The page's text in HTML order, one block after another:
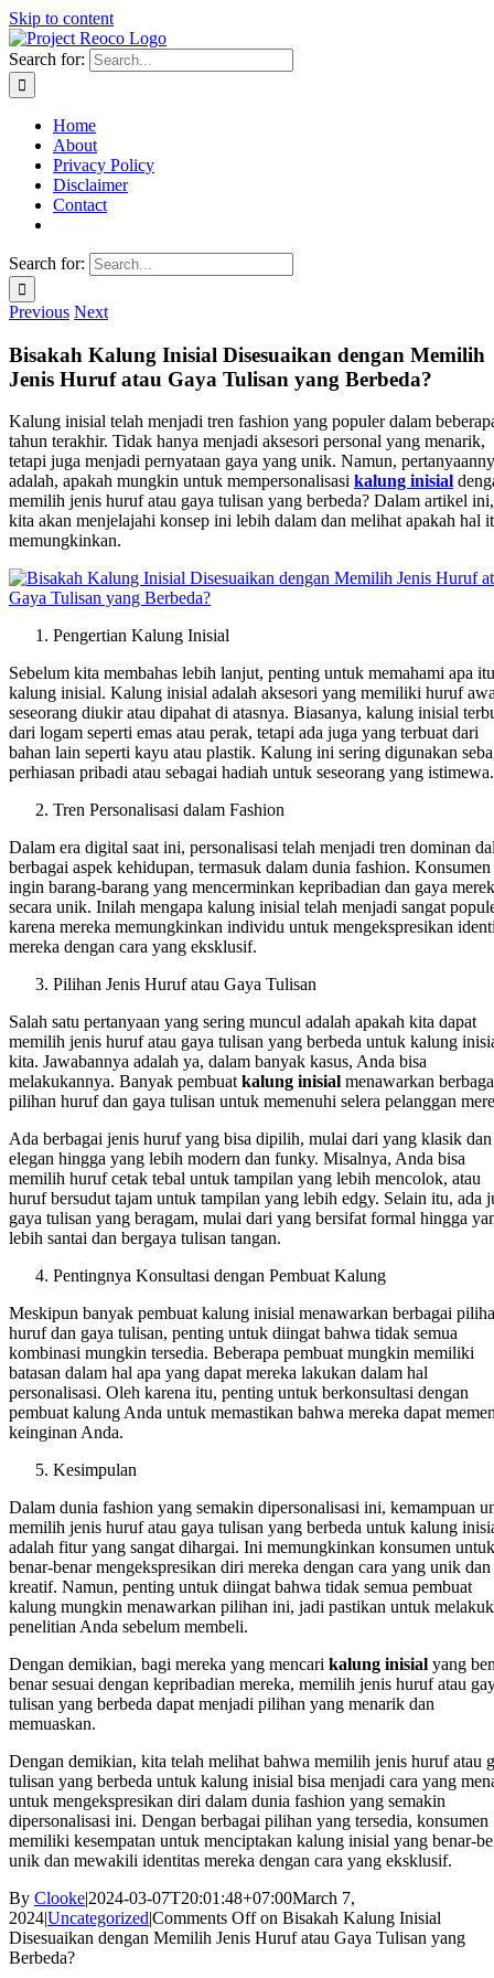
Skip to content
Search for:
Home
About
Privacy Policy
Disclaimer
Contact
Search for:
Previous Next
Bisakah Kalung Inisial Disesuaikan dengan Memilih
Jenis Huruf atau Gaya Tulisan yang Berbeda?
Kalung inisial telah menjadi tren fashion yang populer dalam
tahun terakhir. Tidak hanya menjadi aksesori personal yang menarik,
tetapi juga menjadi pernyataan gaya yang unik. Namun,
adalah, apakah mungkin untuk mempersonalisasi kalung inisial
memilih jenis huruf atau gaya tulisan yang berbeda? Dalam artikel ini,
kita akan menjelajahi konsep ini lebih dalam dan melihat apakah hal
memungkinkan.
Pengertian Kalung Inisial
Sebelum kita membahas lebih lanjut, penting untuk memahami apa itu
kalung inisial. Kalung inisial adalah aksesori yang memiliki huruf
seseorang diukir atau dipahat di atasnya. Biasanya, kalung inisial
dari logam seperti emas atau perak, tetapi ada juga yang terbuat dari
bahan lain seperti kayu atau plastik. Kalung ini sering digunakan
perhiasan pribadi atau sebagai hadiah untuk seseorang yang istimewa.
Tren Personalisasi dalam Fashion
Dalam era digital saat ini, personalisasi telah menjadi tren dominan
berbagai aspek kehidupan, termasuk dalam dunia fashion. Konsumen
ingin barang-barang yang mencerminkan kepribadian dan gaya
secara unik. Inilah mengapa kalung inisial telah menjadi sangat
karena mereka memungkinkan individu untuk mengekspresikan
mereka dengan cara yang eksklusif.
Pilihan Jenis Huruf atau Gaya Tulisan
Salah satu pertanyaan yang sering muncul adalah apakah kita dapat
memilih jenis huruf atau gaya tulisan yang berbeda untuk kalung
kita. Jawabannya adalah ya, dalam banyak kasus, Anda bisa
melakukannya. Banyak pembuatkalung inisial menawarkan
pilihan huruf dan gaya tulisan untuk memenuhi selera pelanggan
Ada berbagai jenis huruf yang bisa dipilih, mulai dari yang klasik dan
elegan hingga yang lebih modern dan funky. Misalnya, Anda bisa
memilih huruf cetak tebal untuk tampilan yang lebih mencolok, atau
huruf bersudut tajam untuk tampilan yang lebih edgy. Selain itu, ada
gaya tulisan yang beragam, mulai dari yang bersifat formal hingga
lebih santai dan bergaya tulisan tangan.
Pentingnya Konsultasi dengan Pembuat Kalung
Meskipun banyak pembuat kalung inisial menawarkan berbagai
huruf dan gaya tulisan, penting untuk diingat bahwa tidak semua
kombinasi mungkin tersedia. Beberapa pembuat mungkin memiliki
batasan dalam hal apa yang dapat mereka lakukan dalam hal
personalisasi. Oleh karena itu, penting untuk berkonsultasi dengan
pembuat kalung Anda untuk memastikan bahwa mereka dapat
keinginan Anda.
Kesimpulan
Dalam dunia fashion yang semakin dipersonalisasi ini, kemampuan
memilih jenis huruf atau gaya tulisan yang berbeda untuk kalung
adalah fitur yang sangat dihargai. Ini memungkinkan konsumen untuk
benar-benar mengekspresikan diri mereka dengan cara yang unik dan
kreatif. Namun, penting untuk diingat bahwa tidak semua pembuat
kalung mungkin menawarkan pilihan ini, jadi pastikan untuk
penelitian Anda sebelum membeli.
Dengan demikian, bagi mereka yang mencari kalung inisial yang
benar sesuai dengan kepribadian mereka, memilih jenis huruf atau
tulisan yang berbeda dapat menjadi pilihan yang menarik dan
memuaskan.
Dengan demikian, kita telah melihat bahwa memilih jenis huruf atau
tulisan yang berbeda untuk kalung inisial bisa menjadi cara yang
untuk mengekspresikan diri dalam dunia fashion yang semakin
dipersonalisasi ini. Dengan berbagai pilihan yang tersedia, konsumen
memiliki kesempatan untuk menciptakan kalung inisial yang benar-
unik dan mewakili identitas mereka dengan cara yang eksklusif.
By Clooke|2024-03-07T20:01:48+07:00March 7,
2024|Uncategorized|Comments Offon Bisakah Kalung Inisial
Disesuaikan dengan Memilih Jenis Huruf atau Gaya Tulisan yang
Berbeda?